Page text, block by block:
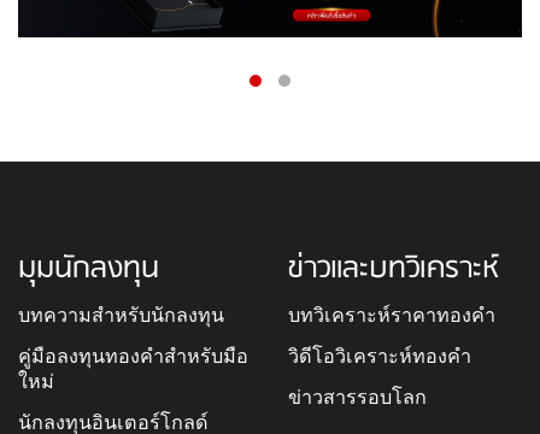
มุมนักลงทุน
บทความสำหรับนักลงทุน
คู่มือลงทุนทองคำสำหรับมือ
ใหม่
นักลงทุนอินเตอร์โกลด์
ข่าวและบทวิเคราะห์
บทวิเคราะห์ราคาทองคำ
วิดีโอวิเคราะห์ทองคำ
ข่าวสารรอบโลก